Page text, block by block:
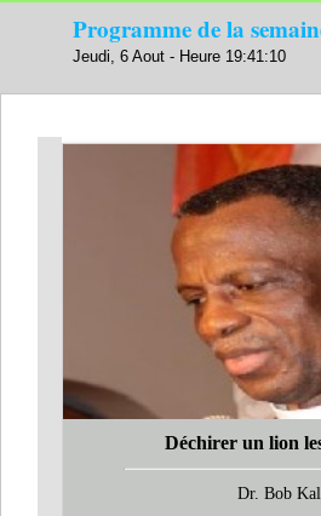
Programme de la
Jeudi, 6 Aout - Heure 19:41:12
Déchirer un lion
Dr. Bob